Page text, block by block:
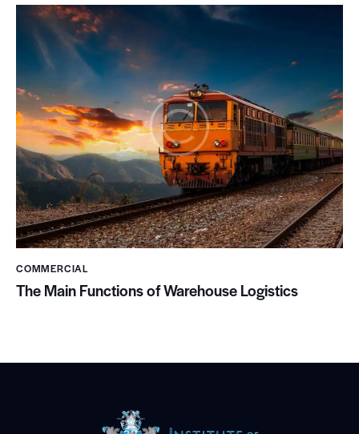
COMMERCIAL
The Main Functions of Warehouse Logistics